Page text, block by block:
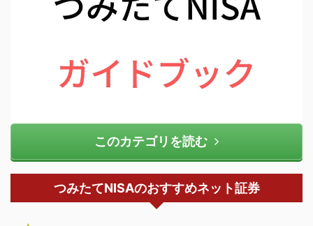
このカテゴリを読む
つみたてNISAのおすすめネット証券